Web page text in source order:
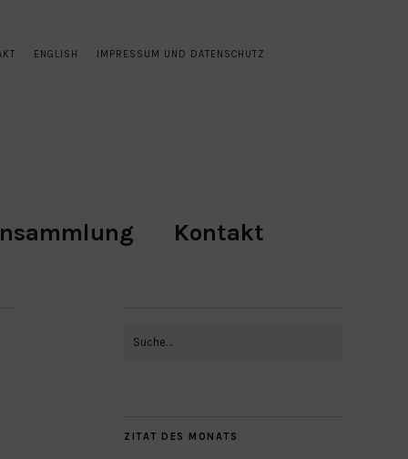
ENGLISH IMPRESSUM UND DATENSCHUTZ
Kontakt
ZITAT DES MONATS